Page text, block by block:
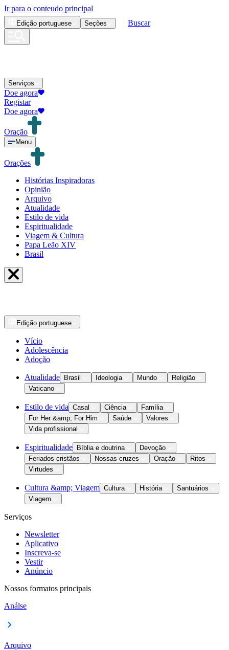
Ir para o conteudo principal
Edição portuguese Seções Buscar
Serviços
Doe agora
Registar
Doe agora
Oração
Menu
Orações
Histórias Inspiradoras
Opinião
Arquivo
Atualidade
Estilo de vida
Espiritualidade
Viagem & Cultura
Papa Leão XIV
Brasil
Edição portuguese
Vício
Adolescência
Adoção
Atualidade Brasil Ideologia Mundo
Religião
Vaticano
Estilo de vida Casal Ciência
Família
For Her &amp; For Him
Saúde
Valores
Vida profissional
Espiritualidade Bíblia e doutrina
Devoção
Feriados cristãos
Nossas cruzes Oração
Ritos
Virtudes
Cultura &amp; Viagem Cultura História
Santuários
Viagem
Serviços
Newsletter
Aplicativo
Inscreva-se
Vestir
Anúncio
Nossos formatos principais
Análse
Arquivo